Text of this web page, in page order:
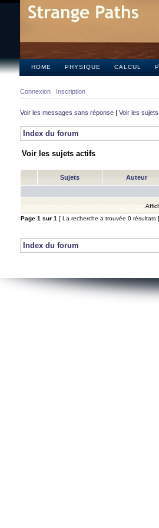
HOME PHYSIQUE CALCUL
Connexion Inscription
Voir les messages sans réponse | Voir les
Index du forum
Voir les sujets actifs
Sujets Auteur
Page 1 sur 1 [ La recherche a trouvée 0 résultats ]
Index du forum